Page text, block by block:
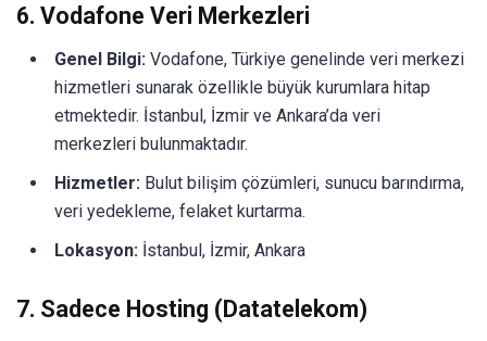
6. Vodafone Veri Merkezleri
Genel Bilgi: Vodafone, Türkiye genelinde veri merkezi
hizmetleri sunarak özellikle büyük kurumlara hitap
etmektedir. İstanbul, İzmir ve Ankara’da veri
merkezleri bulunmaktadır.
Hizmetler: Bulut bilişim çözümleri, sunucu barındırma,
veri yedekleme, felaket kurtarma.
Lokasyon: İstanbul, İzmir, Ankara
7. Sadece Hosting (Datatelekom)